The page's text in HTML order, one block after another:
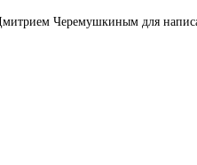
Черемушкиным для